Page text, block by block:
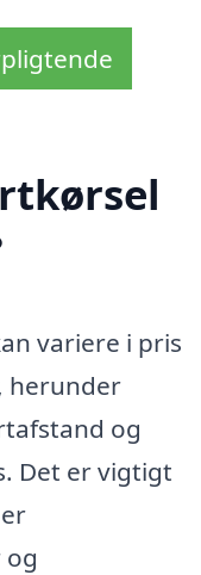
variere i pris
herunder
og
Det er vigtigt